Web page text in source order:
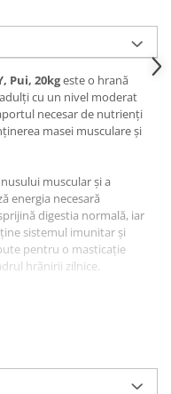
Pui, 20kgeste o hrană
cu un nivel moderat
necesar de nutrienți
masei musculare și
muscular și a
energia necesară
digestia normală, iar
sistemul imunitar și
pentru o masticație
hrănirii zilnice.
adulți din toate
pentru o nutriție
Uscată